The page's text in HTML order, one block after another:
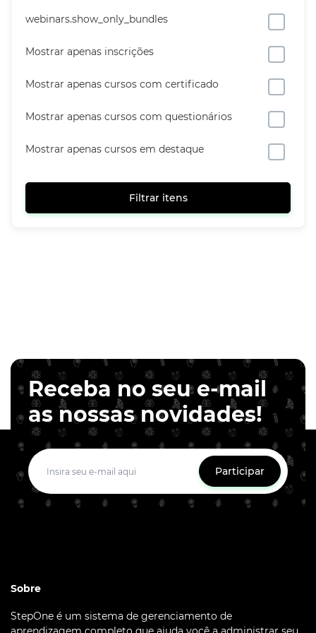
webinars.show_only_bundles
Mostrar apenas inscrições
Mostrar apenas cursos com certificado
Mostrar apenas cursos com questionários
Mostrar apenas cursos em destaque
Filtrar itens
Receba no seu e-mail
as nossas novidades!
Participar
Sobre
StepOne é um sistema de gerenciamento de